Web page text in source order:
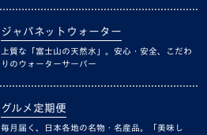
ジャパネットウォーター
上質な「富士山の天然水」。安心・安全、こだわ
りのウォーターサーバー
グルメ定期便
毎月届く、日本各地の名物・名産品。「美味し